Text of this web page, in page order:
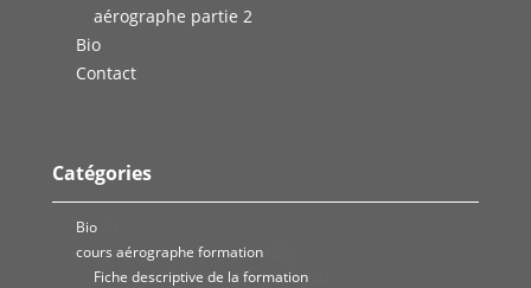
aérographe partie 2
Bio
Contact
Catégories
Bio
cours aérographe formation
Fiche descriptive de la formation